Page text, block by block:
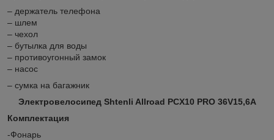
– держатель телефона
– шлем
– чехол
– бутылка для воды
– противоугонный замок
– насос
– сумка на багажник
Электровелосипед Shtenli Allroad PCX10 PRO 36V15,6А
Комплектация
-Фонарь